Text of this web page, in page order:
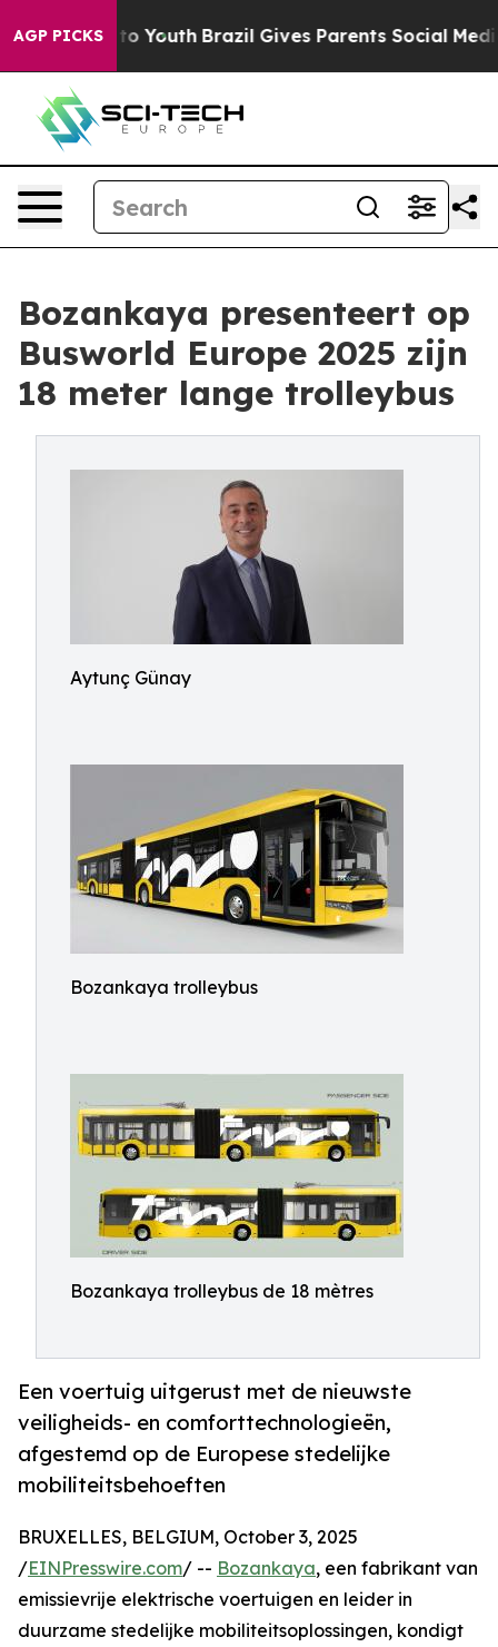
AGP PICKSto Youth Brazil Gives Parents Social Media
Bozankaya presenteert op
Busworld Europe 2025 zijn
18 meter lange trolleybus
Aytunç Günay
Bozankaya trolleybus
Bozankaya trolleybus de 18 mètres
Een voertuig uitgerust met de nieuwste
veiligheids- en comforttechnologieën,
afgestemd op de Europese stedelijke
mobiliteitsbehoeften
BRUXELLES, BELGIUM, October 3, 2025
/EINPresswire.com/ -- Bozankaya, een fabrikant van
emissievrije elektrische voertuigen en leider in
duurzame stedelijke mobiliteitsoplossingen, kondigt